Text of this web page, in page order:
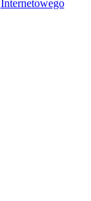
Internetowego